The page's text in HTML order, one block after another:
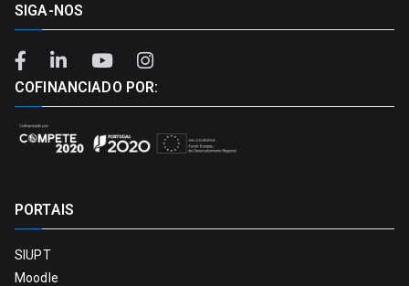
SIGA-NOS
COFINANCIADO POR:
PORTAIS
SIUPT
Moodle